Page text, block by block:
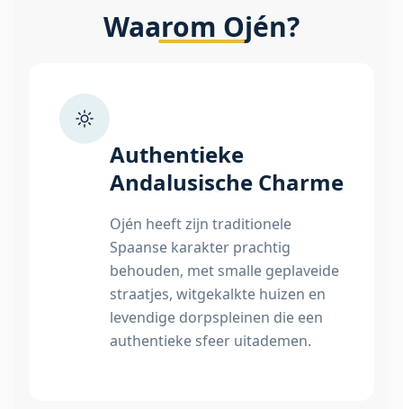
Waarom Ojén?
Authentieke
Andalusische Charme
Ojén heeft zijn traditionele
Spaanse karakter prachtig
behouden, met smalle geplaveide
straatjes, witgekalkte huizen en
levendige dorpspleinen die een
authentieke sfeer uitademen.